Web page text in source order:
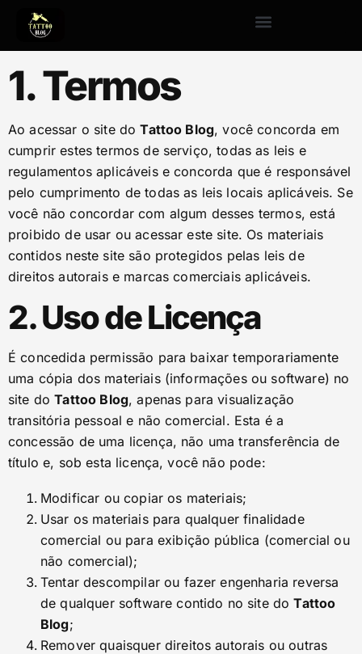
1. Termos
Ao acessar o site doTattoo Blog, você concorda em
cumprir estes termos de serviço, todas as leis e
regulamentos aplicáveis e concorda que é responsável
pelo cumprimento de todas as leis locais aplicáveis. Se
você não concordar com algum desses termos, está
proibido de usar ou acessar este site. Os materiais
contidos neste site são protegidos pelas leis de
direitos autorais e marcas comerciais aplicáveis.
2. Uso de Licença
É concedida permissão para baixar temporariamente
uma cópia dos materiais (informações ou software) no
site doTattoo Blog, apenas para visualização
transitória pessoal e não comercial. Esta é a
concessão de uma licença, não uma transferência de
título e, sob esta licença, você não pode:
Modificar ou copiar os materiais;
Usar os materiais para qualquer finalidade
comercial ou para exibição pública (comercial ou
não comercial);
Tentar descompilar ou fazer engenharia reversa
de qualquer software contido no site doTattoo
Blog;
Remover quaisquer direitos autorais ou outras